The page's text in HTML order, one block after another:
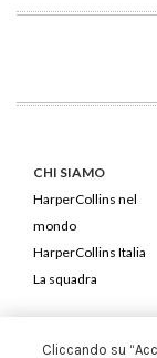
CHI SIAMO
HarperCollins nel
mondo
HarperCollins Italia
La squadra
Cliccando su